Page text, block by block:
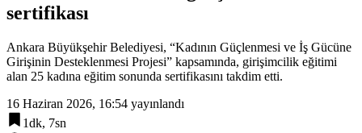
15:18
ziyaret etti
sertifikası
Ankara Büyükşehir Belediyesi, “Kadının Güçlenmesi ve İş Gücüne
Girişinin Desteklenmesi Projesi” kapsamında, girişimcilik eğitimi
alan 25 kadına eğitim sonunda sertifikasını takdim etti.
16 Haziran 2026, 16:54 yayınlandı
1dk, 7sn